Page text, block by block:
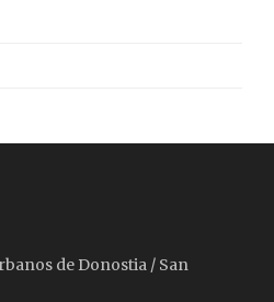
de Donostia / San